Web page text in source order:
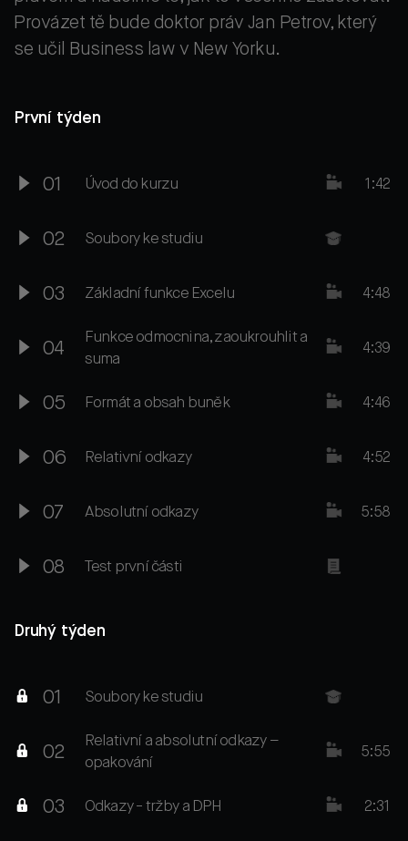
Provázet tě bude doktor práv Jan Petrov, který
se učil Business law v New Yorku.
První týden
01 Úvod do kurzu 1:42
02 Soubory ke studiu
03 Základní funkce Excelu 4:48
04
Funkce odmocnina, zaoukrouhlit a
suma
4:39
05 Formát a obsah buněk 4:46
06 Relativní odkazy 4:52
07 Absolutní odkazy 5:58
08 Test první části
Druhý týden
01 Soubory ke studiu
02
Relativní a absolutní odkazy –
opakování
5:55
03 Odkazy - tržby a DPH 2:31